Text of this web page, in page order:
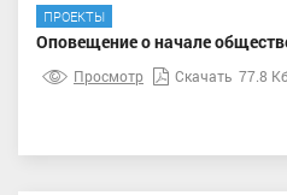
ПРОЕКТЫ
Оповещение о начале
Просмотр Скачать 77.8